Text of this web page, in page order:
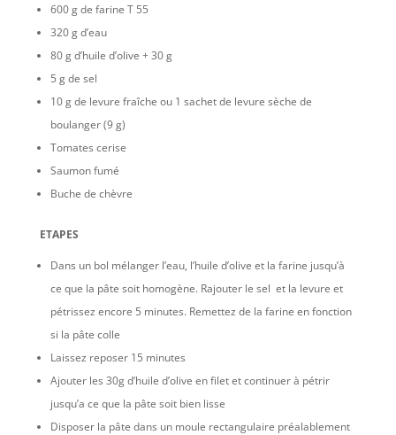
600 g de farine T 55
320 g d’eau
80 g d’huile d’olive + 30 g
5 g de sel
10 g de levure fraîche ou 1 sachet de levure sèche de
boulanger (9 g)
Tomates cerise
Saumon fumé
Buche de chèvre
ETAPES
Dans un bol mélanger l’eau, l’huile d’olive et la farine jusqu’à
ce que la pâte soit homogène. Rajouter le sel et la levure et
pétrissez encore 5 minutes. Remettez de la farine en fonction
si la pâte colle
Laissez reposer 15 minutes
Ajouter les 30g d’huile d’olive en filet et continuer à pétrir
jusqu’a ce que la pâte soit bien lisse
Disposer la pâte dans un moule rectangulaire préalablement